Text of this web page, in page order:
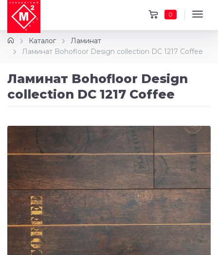
0
Каталог
Ламинат
Ламинат Bohofloor Design collection DC 1217 Coffee
Ламинат Bohofloor Design
collection DC 1217 Coffee